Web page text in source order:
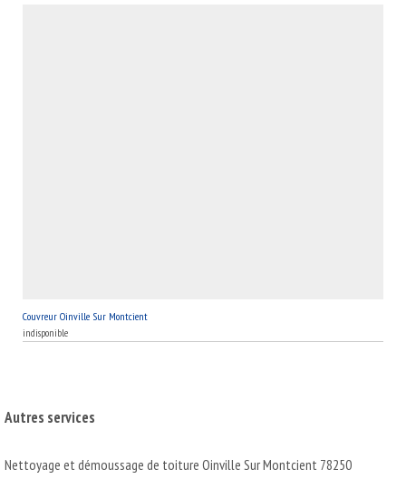
Couvreur Oinville Sur Montcient
indisponible
Autres services
Nettoyage et démoussage de toiture Oinville Sur Montcient 78250